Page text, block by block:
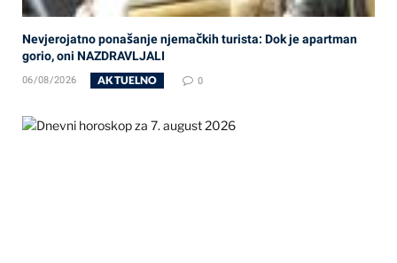
Nevjerojatno ponašanje njemačkih turista: Dok je apartman
gorio, oni NAZDRAVLJALI
06/08/2026 AKTUELNO 0